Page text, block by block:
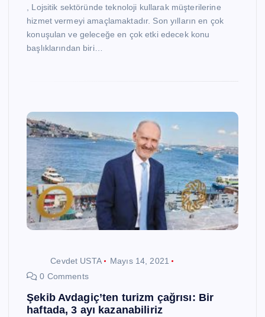
, Lojsitik sektöründe teknoloji kullarak müşterilerine
hizmet vermeyi amaçlamaktadır. Son yılların en çok
konuşulan ve geleceğe en çok etki edecek konu
başlıklarından biri…
Cevdet USTA
Mayıs 14, 2021
0 Comments
Şekib Avdagiç’ten turizm çağrısı: Bir
haftada, 3 ayı kazanabiliriz